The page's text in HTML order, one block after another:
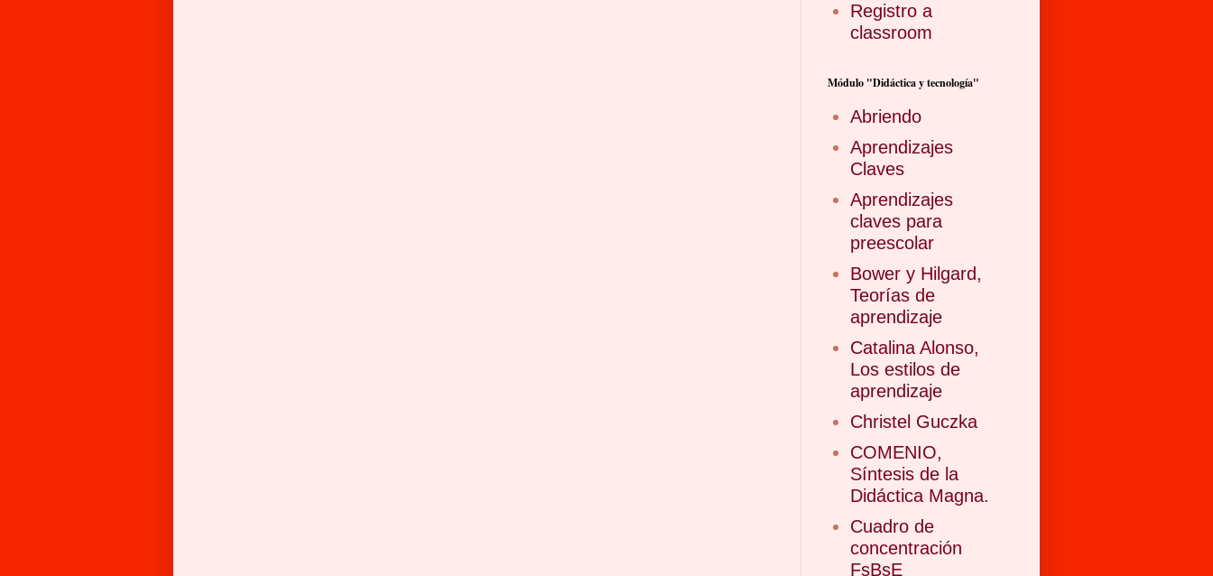
Registro a
classroom
Módulo "Didáctica y tecnología"
Abriendo
Aprendizajes
Claves
Aprendizajes
claves para
preescolar
Bower y Hilgard,
Teorías de
aprendizaje
Catalina Alonso,
Los estilos de
aprendizaje
Christel Guczka
COMENIO,
Síntesis de la
Didáctica Magna.
Cuadro de
concentración
FsBsE